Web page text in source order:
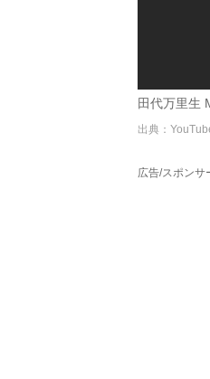
田代万里生
出典：
広告/スポンサ